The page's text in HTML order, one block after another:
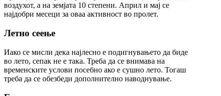
воздухот, а на земјата 10 степени. Април и мај се
најдобри месеци за оваа активност во пролет.
Летно сеење
Иако се мисли дека најлесно е подигнувањето да биде
во лето, сепак не е така. Треба да се внимава на
временските услови посебно ако е сушно лето. Тогаш
треба да се обезбеди дополнително наводнување.